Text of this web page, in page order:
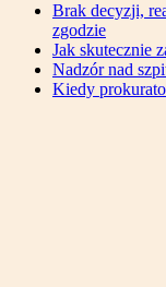
Brak decyzji,
zgodzie
Jak skutecznie
Nadzór nad
Kiedy